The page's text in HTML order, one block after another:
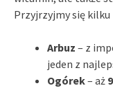
Przyjrzyjmy się kilku
Arbuz – z
jeden z
Ogórek– aż